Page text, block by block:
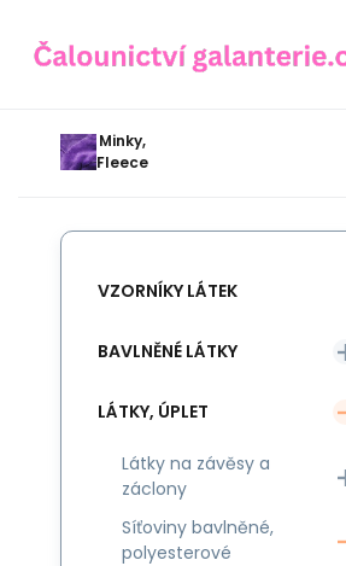
Minky,
Fleece
VZORNÍKY LÁTEK
BAVLNĚNÉ LÁTKY
LÁTKY, ÚPLET
Látky na závěsy a
záclony
Síťoviny bavlněné,
polyesterové